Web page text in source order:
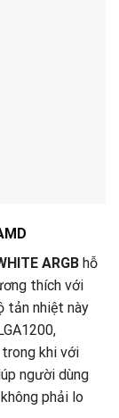
ARGB hỗ
thích với
tản nhiệt này
trong khi với
người dùng
phải lo